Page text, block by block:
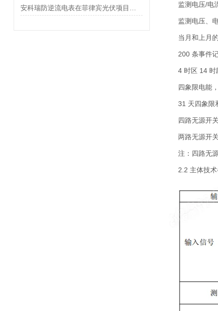
监测电压/电
监测电压、
当月和上月
200 条事件
4 时区 14 时
四象限电能
31 天四象限
四路无源开
两路无源开
注：四路无
2.2 主体技